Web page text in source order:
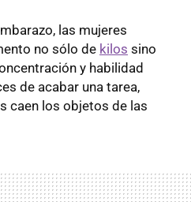
las mujeres
no sólo de kilos sino
y habilidad
de acabar una tarea,
caen los objetos de las